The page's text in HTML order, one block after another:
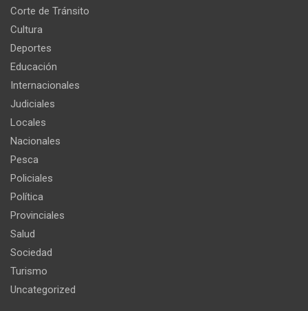
Corte de Tránsito
Cultura
Deportes
Educación
Internacionales
Judiciales
Locales
Nacionales
Pesca
Policiales
Política
Provinciales
Salud
Sociedad
Turismo
Uncategorized